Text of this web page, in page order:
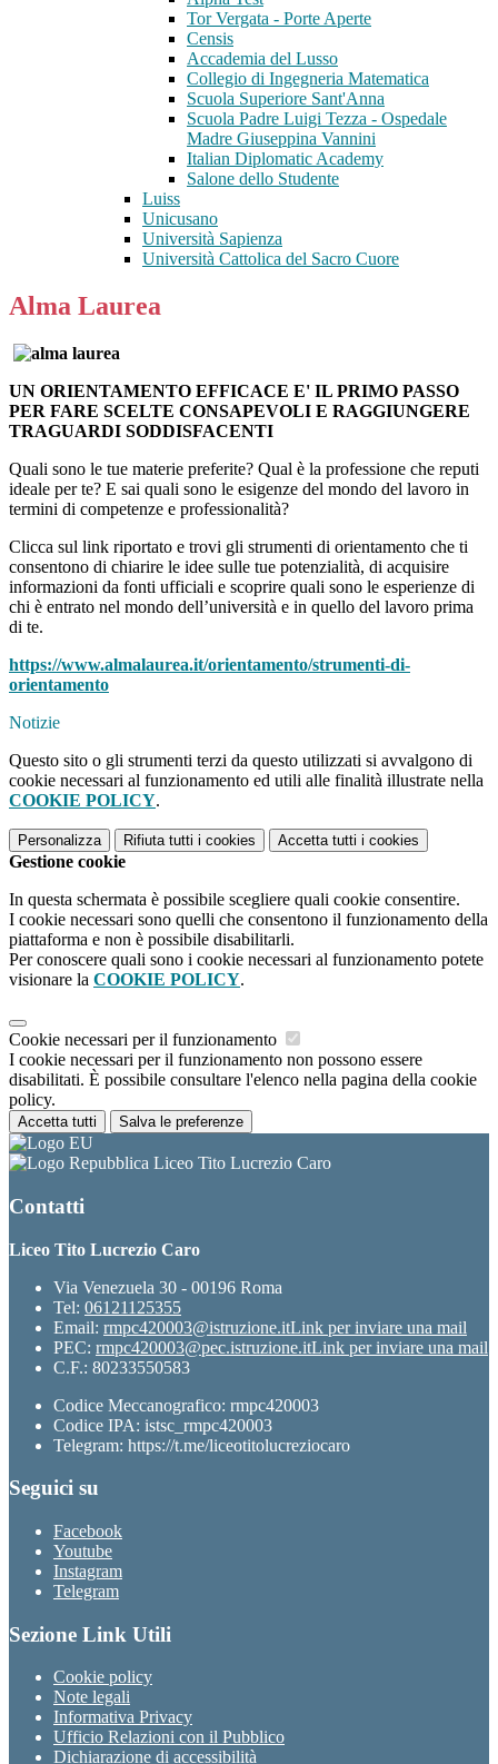
Tor Vergata - Porte Aperte
Censis
Accademia del Lusso
Collegio di Ingegneria Matematica
Scuola Superiore Sant'Anna
Scuola Padre Luigi Tezza - Ospedale
Madre Giuseppina Vannini
Italian Diplomatic Academy
Salone dello Studente
Luiss
Unicusano
Università Sapienza
Università Cattolica del Sacro Cuore
Alma Laurea
UN ORIENTAMENTO EFFICACE E' IL PRIMO PASSO
PER FARE SCELTE CONSAPEVOLI E RAGGIUNGERE
TRAGUARDI SODDISFACENTI
Quali sono le tue materie preferite? Qual è la professione che reputi
ideale per te? E sai quali sono le esigenze del mondo del lavoro in
termini di competenze e professionalità?
Clicca sul link riportato e trovi gli strumenti di orientamento che ti
consentono di chiarire le idee sulle tue potenzialità, di acquisire
informazioni da fonti ufficiali e scoprire quali sono le esperienze di
chi è entrato nel mondo dell’università e in quello del lavoro prima
di te.
https://www.almalaurea.it/orientamento/strumenti-di-
orientamento
Notizie
Questo sito o gli strumenti terzi da questo utilizzati si avvalgono di
cookie necessari al funzionamento ed utili alle finalità illustrate nella
COOKIE POLICY.
Personalizza Rifiuta tutti i cookies Accetta tutti i cookies
Gestione cookie
In questa schermata è possibile scegliere quali cookie consentire.
I cookie necessari sono quelli che consentono il funzionamento della
piattaforma e non è possibile disabilitarli.
Per conoscere quali sono i cookie necessari al funzionamento potete
visionare la COOKIE POLICY.
Cookie necessari per il funzionamento
I cookie necessari per il funzionamento non possono essere
disabilitati. È possibile consultare l'elenco nella pagina della cookie
policy.
Accetta tutti Salva le preferenze
Liceo Tito Lucrezio Caro
Contatti
Liceo Tito Lucrezio Caro
Via Venezuela 30 - 00196 Roma
Tel: 06121125355
Email: rmpc420003@istruzione.itLink per inviare una mail
PEC: rmpc420003@pec.istruzione.itLink per inviare una mail
C.F.: 80233550583
Codice Meccanografico: rmpc420003
Codice IPA: istsc_rmpc420003
Telegram: https://t.me/liceotitolucreziocaro
Seguici su
Facebook
Youtube
Instagram
Telegram
Sezione Link Utili
Cookie policy
Note legali
Informativa Privacy
Ufficio Relazioni con il Pubblico
Dichiarazione di accessibilità